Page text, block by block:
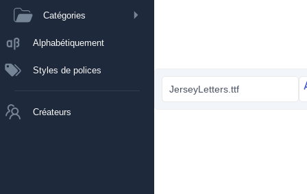
Catégories
Alphabétiquement
Styles de polices
Créateurs
JerseyLetters.ttf